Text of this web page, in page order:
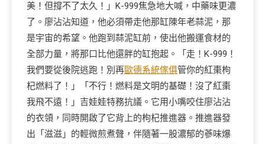
美！但撐不了太久！」K-999焦急地大喊，中藥味更濃
了。廖沾沾知道，他必須帶走他那缸陳年老蒜泥，那
是宇宙的希望。他跑到蒜泥缸前，使出他搬運食材的
全部力量，將那口比他還胖的缸抱起。「走！K-999！
我們要從後院逃跑！別再歐德系統傢俱管你的紅棗枸
杞燃料了！」「不行！燃料是文明的基礎！沒了紅棗
我飛不遠！」吉娃娃特務抗議。它用小嘴咬住廖沾沾
的衣領，同時開啟了它背上的枸杞推進器。推進器發
出「滋滋」的輕微煎煮聲，伴隨著一股濃郁的蔘味爆